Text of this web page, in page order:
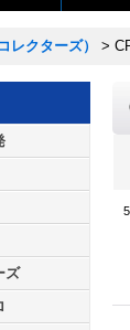
レクターズ） >
ズ